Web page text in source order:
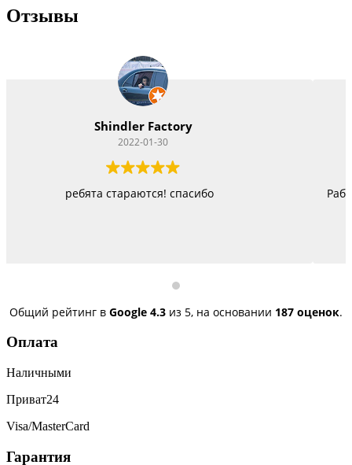
Отзывы
Vitacom Xpert
Работают как черти, стараются изо всех сил, правда не
Общий рейтинг в Google 4.3 из 5, на основании 187 оценок.
Оплата
Наличными
Приват24
Visa/MasterCard
Гарантия